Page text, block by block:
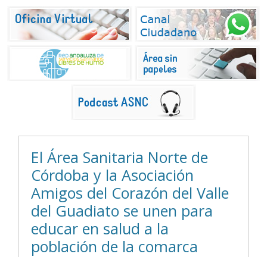
El Área Sanitaria Norte de
Córdoba y la Asociación
Amigos del Corazón del Valle
del Guadiato se unen para
educar en salud a la
población de la comarca